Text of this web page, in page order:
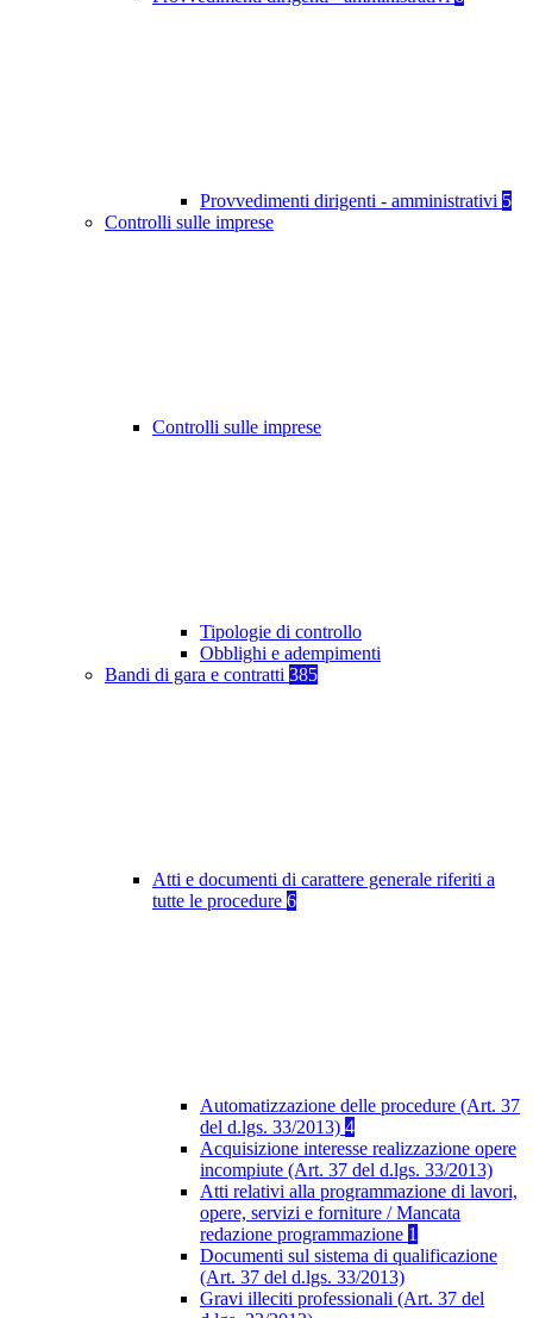
Provvedimenti dirigenti - amministrativi 5
Controlli sulle imprese
Controlli sulle imprese
Tipologie di controllo
Obblighi e adempimenti
Bandi di gara e contratti 385
Atti e documenti di carattere generale riferiti a
tutte le procedure 6
Automatizzazione delle procedure (Art. 37
del d.lgs. 33/2013) 4
Acquisizione interesse realizzazione opere
incompiute (Art. 37 del d.lgs. 33/2013)
Atti relativi alla programmazione di lavori,
opere, servizi e forniture / Mancata
redazione programmazione 1
Documenti sul sistema di qualificazione
(Art. 37 del d.lgs. 33/2013)
Gravi illeciti professionali (Art. 37 del